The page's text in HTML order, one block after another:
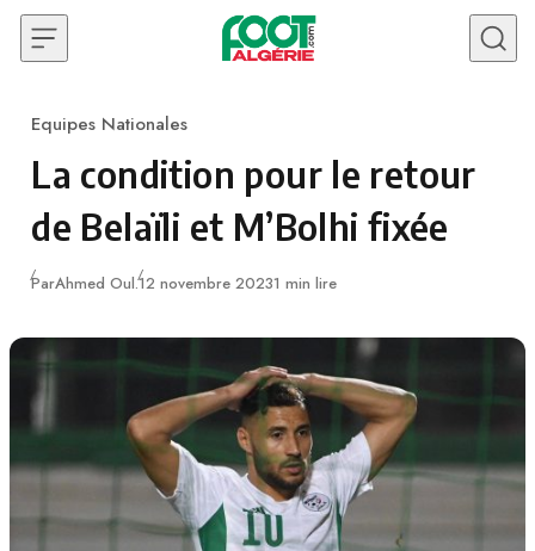
Skip to content
Category
Equipes Nationales
La condition pour le retour
de Belaïli et M’Bolhi fixée
ParAhmed Oul.Publié
12 novembre 20231 min lire